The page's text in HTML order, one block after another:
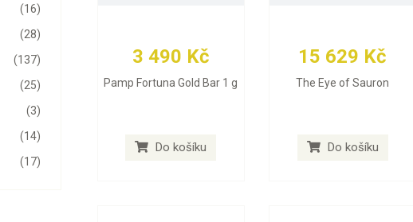
(16)
(28)
(137)
(25)
(3)
(14)
(17)
3 490 Kč
Pamp Fortuna Gold Bar 1 g
Do košíku
15 629 Kč
The Eye of Sauron
Do košíku